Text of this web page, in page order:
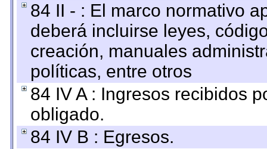
84 II - : El marco normativo
deberá incluirse leyes,
creación, manuales
políticas, entre otros
84 IV A : Ingresos recibidos
obligado.
84 IV B : Egresos.